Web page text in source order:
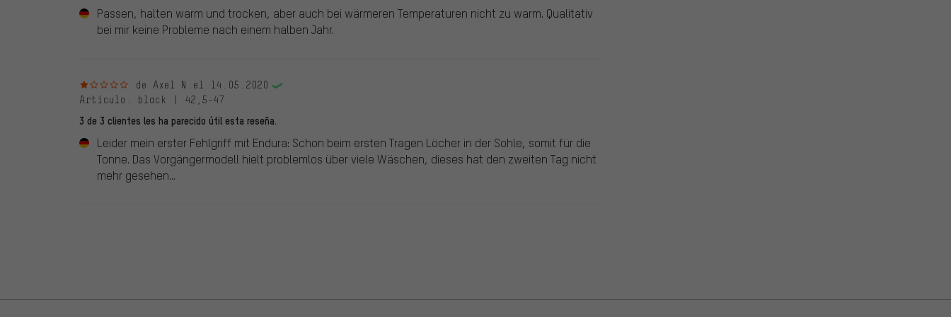
Passen, halten warm und trocken, aber auch bei wärmeren Temperaturen nicht zu warm. Qualitativ
bei mir keine Probleme nach einem halben Jahr.
1 de 5 estrellas
de Axel N. el 14.05.2020
Artículo : black | 42,5-47
3 de 3 clientes les ha parecido útil esta reseña.
Leider mein erster Fehlgriff mit Endura: Schon beim ersten Tragen Löcher in der Sohle, somit für die
Tonne. Das Vorgängermodell hielt problemlos über viele Wäschen, dieses hat den zweiten Tag nicht
mehr gesehen...